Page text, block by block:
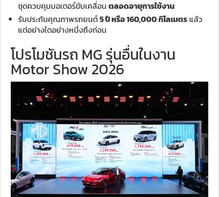
ชุดควบคุมมอเตอร์ขับเคลื่อนตลอดอายุการใช้งาน
รับประกันคุณภาพรถยนต์5 ปี หรือ 160,000 กิโลเมตร แล้ว
แต่อย่างใดอย่างหนึ่งถึงก่อน
โปรโมชันรถ MG รุ่นอื่นในงาน
Motor Show 2026